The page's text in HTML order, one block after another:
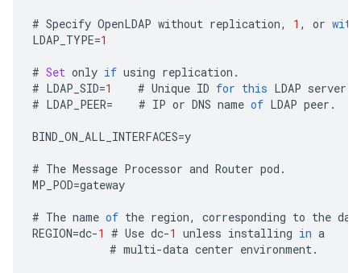
# Specify OpenLDAP without replication, 1 , or with
LDAP_TYPE=1
# Set only if using replication .
# LDAP_SID=1 # Unique ID for this LDAP server
# LDAP_PEER= # IP or DNS name of LDAP peer .
BIND_ON_ALL_INTERFACES=y
# The Message Processor and Router pod .
MP_POD=gateway
# The name of the region, corresponding to the
REGION=dc-1 # Use dc-1 unless installing in a
# multi-data center environment.